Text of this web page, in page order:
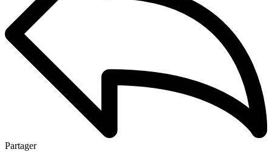
Partager